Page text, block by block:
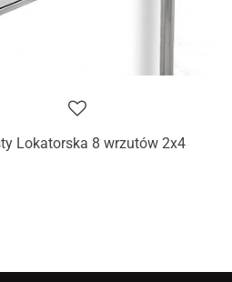
Lokatorska 8 wrzutów 2x4